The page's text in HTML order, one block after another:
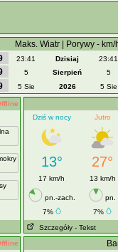
Maks. Wiatr | Porywy - km/
23:41 Dzisiaj 23:41
5 Sierpień 5
5 Sie 2026 5 Sie
Dziś w nocy
Jutro
13° 27°
17 km/h 13 km/h
pn.-zach. pn.
7%
7%
Szczegóły - Tekst